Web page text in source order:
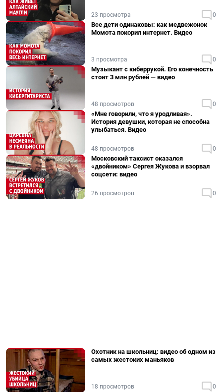
23 просмотра 0
Все дети одинаковы: как медвежонок
Момота покорил интернет. Видео
3 просмотра 0
Музыкант с киберрукой. Его конечность
стоит 3 млн рублей — видео
48 просмотров 0
«Мне говорили, что я уродливая».
История девушки, которая не способна
улыбаться. Видео
48 просмотров 0
Московский таксист оказался
«двойником» Сергея Жукова и взорвал
соцсети: видео
26 просмотров 0
Охотник на школьниц: видео об одном из
самых жестоких маньяков
18 просмотров 0